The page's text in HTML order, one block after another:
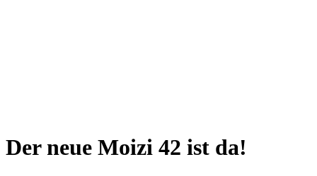
Der neue Moizi 42 ist da!